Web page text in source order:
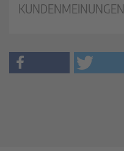
KUNDENMEINUNGEN